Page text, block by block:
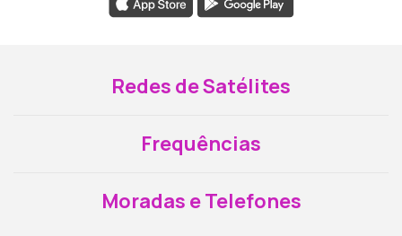
Redes de Satélites
Frequências
Moradas e Telefones